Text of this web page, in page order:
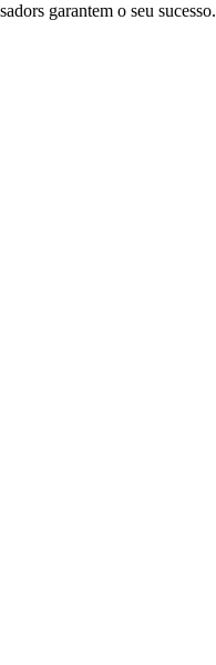
garantem o seu sucesso.